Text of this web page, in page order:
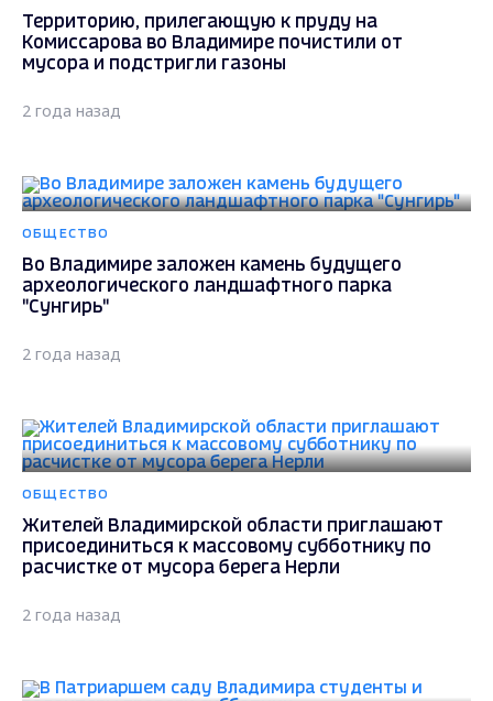
Территорию, прилегающую к пруду на
Комиссарова во Владимире почистили от
мусора и подстригли газоны
2 года назад
ОБЩЕСТВО
Во Владимире заложен камень будущего
археологического ландшафтного парка
"Сунгирь"
2 года назад
ОБЩЕСТВО
Жителей Владимирской области приглашают
присоединиться к массовому субботнику по
расчистке от мусора берега Нерли
2 года назад